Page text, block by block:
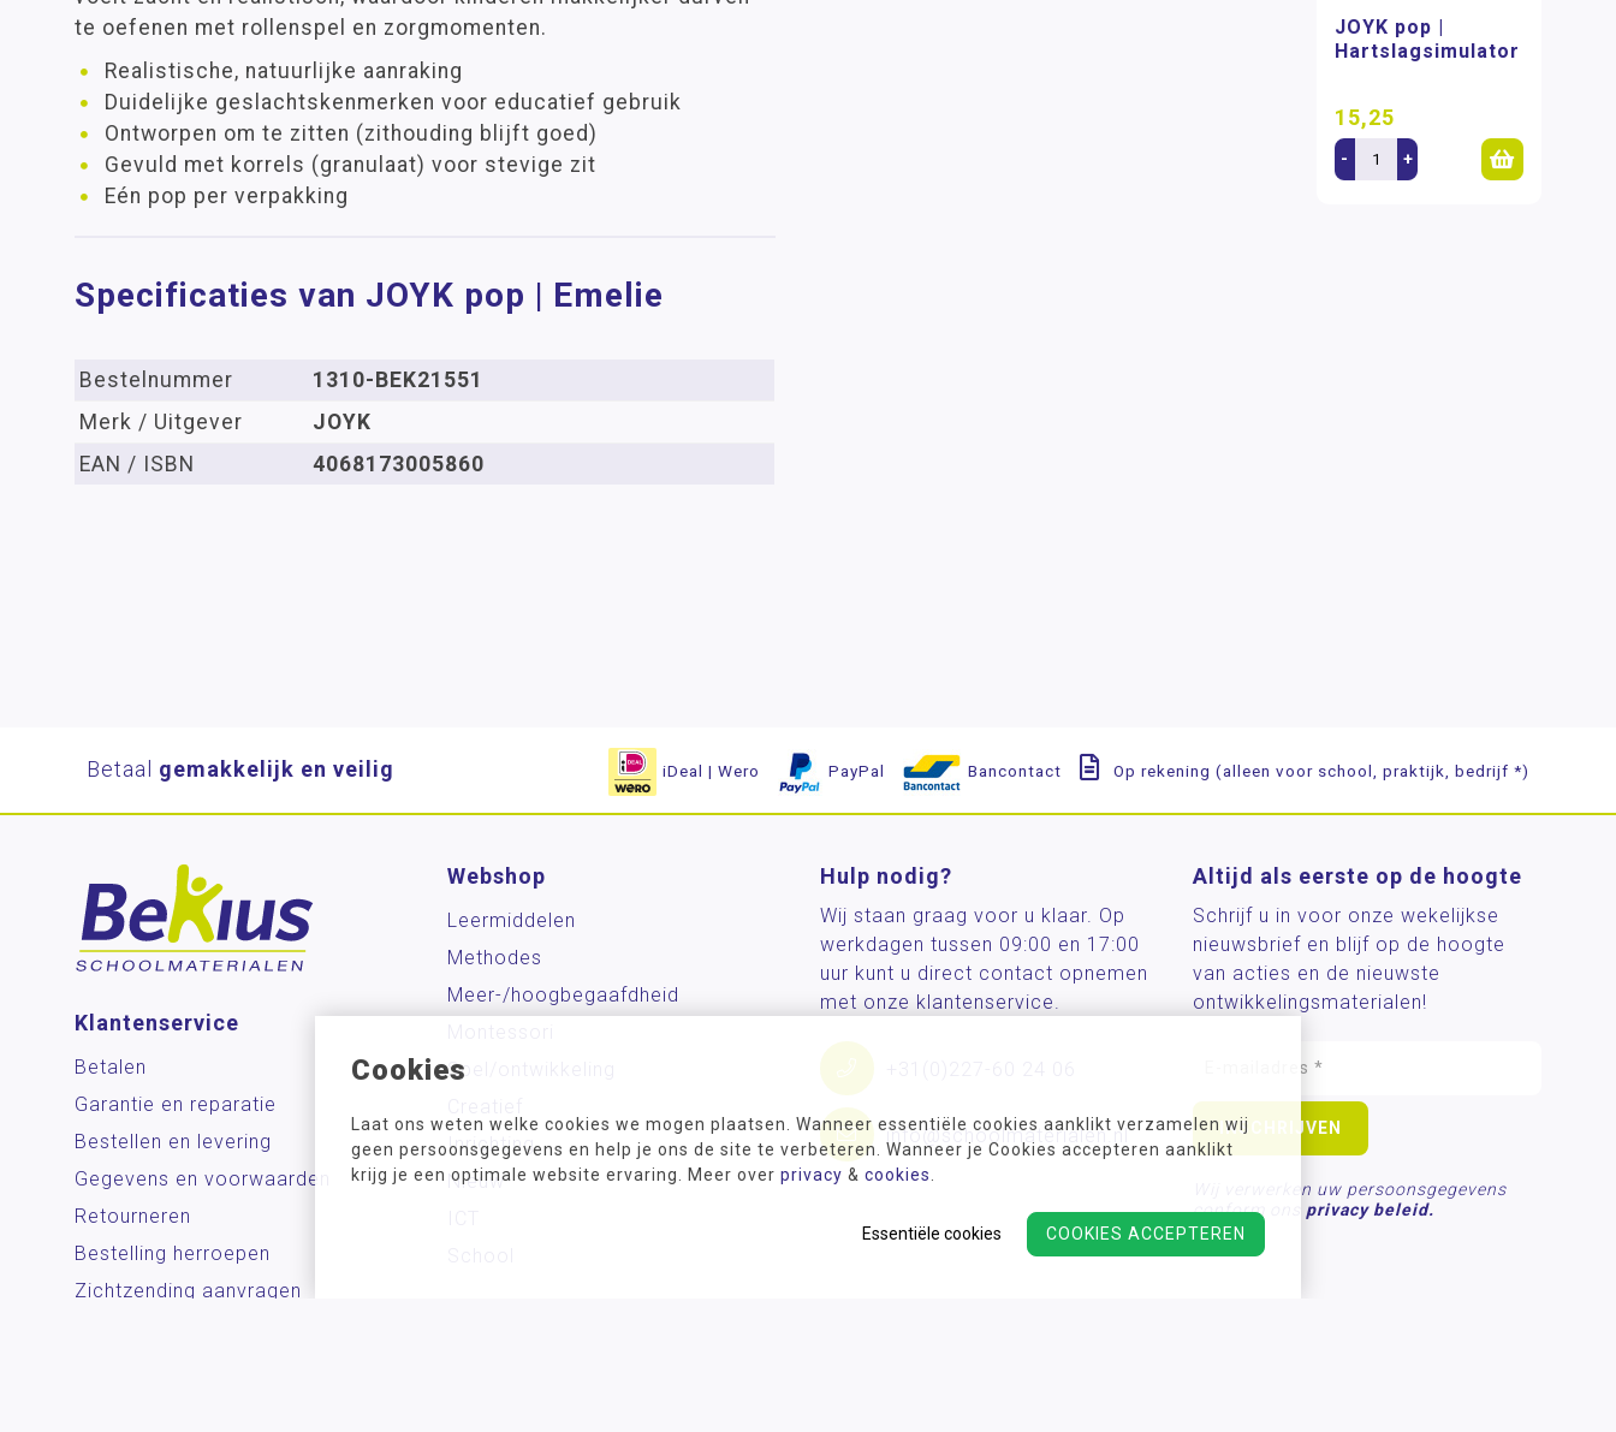
Cookies
Laat ons weten welke cookies we mogen plaatsen. Wanneer essentiële cookies aanklikt verzamelen wij
geen persoonsgegevens en help je ons de site te verbeteren. Wanneer je Cookies accepteren aanklikt
krijg je een optimale website ervaring. Meer over privacy & cookies
COOKIES ACCEPTEREN
Essentiële cookies
te oefenen met rollenspel en zorgmomenten.
Realistische, natuurlijke aanraking
Duidelijke geslachtskenmerken voor educatief gebruik
Ontworpen om te zitten (zithouding blijft goed)
Gevuld met korrels (granulaat) voor stevige zit
Eén pop per verpakking
Specificaties van JOYK pop | Emelie
Bestelnummer
1310-BEK21551
Merk / Uitgever
JOYK
EAN / ISBN
4068173005860
JOYK pop |
Hartslagsimulator
15,25
- +
Betaal gemakkelijk en veilig iDeal | Wero PayPal Bancontact Op rekening (alleen voor school, praktijk, bedrijf *)
Klantenservice
Betalen
Garantie en reparatie
Bestellen en levering
Gegevens en voorwaarden
Retourneren
Bestelling herroepen
Zichtzending aanvragen
Webshop
Leermiddelen
Methodes
Meer-/hoog­begaafdheid
Spel/ontwikkeling
Inrichting
Nieuw
Hulp nodig?
Wij staan graag voor u klaar. Op
werkdagen tussen 09:00 en 17:00
uur kunt u direct contact opnemen
met onze klantenservice.
info@schoolmaterialen.nl
Altijd als eerste op de hoogte
Schrijf u in voor onze wekelijkse
nieuwsbrief en blijf op de hoogte
van acties en de nieuwste
ontwikkelingsmaterialen!
Wij verwerken uw persoonsgegevens
conform ons privacy beleid.